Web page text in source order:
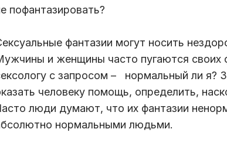
пофантазировать?
фантазии могут носить
и женщины часто пугаются своих
с запросом – нормальный ли я?
человеку помощь, определить,
люди думают, что их фантазии
нормальными людьми.